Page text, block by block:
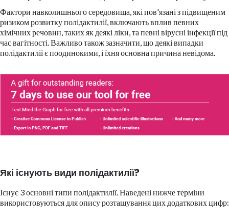
Фактори навколишнього середовища, які пов'язані з підвищеним
ризиком розвитку полідактилії, включають вплив певних
хімічних речовин, таких як деякі ліки, та певні вірусні інфекції під
час вагітності. Важливо також зазначити, що деякі випадки
полідактилії є поодинокими, і їхня основна причина невідома.
Які існують види полідактилії?
Існує 3 основні типи полідактилії. Наведені нижче терміни
використовуються для опису розташування цих додаткових цифр: